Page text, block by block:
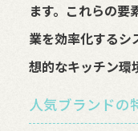
ます。これらの
業を効率化するシ
想的なキッチン環
人気ブランドの